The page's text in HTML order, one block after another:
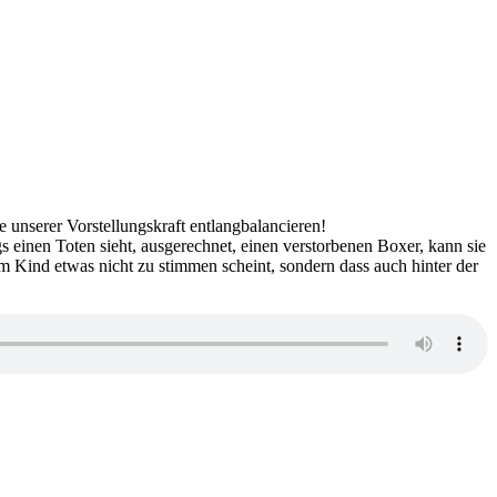
Vorstellungskraft entlangbalancieren!
Toten sieht, ausgerechnet, einen verstorbenen Boxer, kann sie
etwas nicht zu stimmen scheint, sondern dass auch hinter der